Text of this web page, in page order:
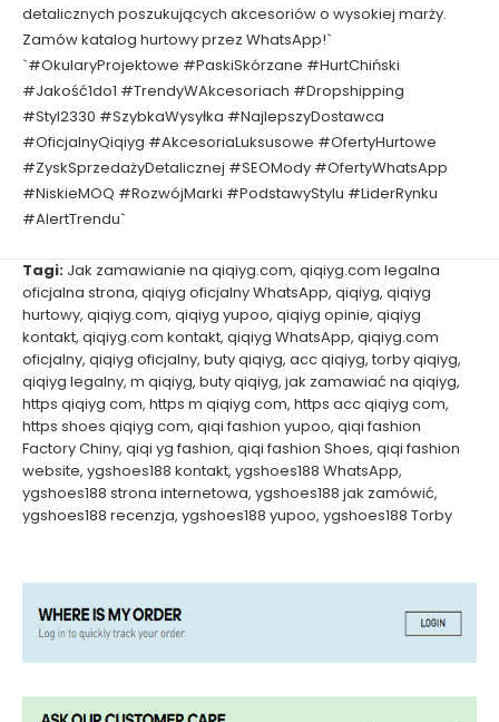
detalicznych poszukujących akcesoriów o wysokiej marży.
Zamów katalog hurtowy przez WhatsApp!`
`#OkularyProjektowe #PaskiSkórzane #HurtChiński
#Jakość1do1 #TrendyWAkcesoriach #Dropshipping
#Styl2330 #SzybkaWysyłka #NajlepszyDostawca
#OficjalnyQiqiyg #AkcesoriaLuksusowe #OfertyHurtowe
#ZyskSprzedażyDetalicznej #SEOMody #OfertyWhatsApp
#NiskieMOQ #RozwójMarki #PodstawyStylu #LiderRynku
#AlertTrendu`
Tagi: Jak zamawianie na qiqiyg.com, qiqiyg.com legalna
oficjalna strona, qiqiyg oficjalny WhatsApp, qiqiyg, qiqiyg
hurtowy, qiqiyg.com, qiqiyg yupoo, qiqiyg opinie, qiqiyg
kontakt, qiqiyg.com kontakt, qiqiyg WhatsApp, qiqiyg.com
oficjalny, qiqiyg oficjalny, buty qiqiyg, acc qiqiyg, torby qiqiyg,
qiqiyg legalny, m qiqiyg, buty qiqiyg, jak zamawiać na qiqiyg,
https qiqiyg com, https m qiqiyg com, https acc qiqiyg com,
https shoes qiqiyg com, qiqi fashion yupoo, qiqi fashion
Factory Chiny, qiqi yg fashion, qiqi fashion Shoes, qiqi fashion
website, ygshoes188 kontakt, ygshoes188 WhatsApp,
ygshoes188 strona internetowa, ygshoes188 jak zamówić,
ygshoes188 recenzja, ygshoes188 yupoo, ygshoes188 Torby